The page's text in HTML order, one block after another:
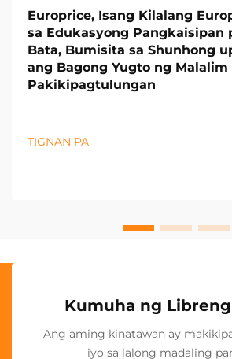
Europrice, Isang Kilalang
sa Edukasyong Pangkaisipan
Bata, Bumisita sa Shunhong
ang Bagong Yugto ng Malalim
Pakikipagtulungan
TIGNAN PA
Kumuha ng
Ang aming kinatawan ay
iyo sa lalong madaling